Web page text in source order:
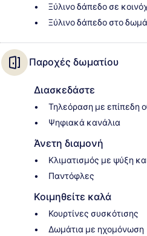
Ξύλινο δάπεδο σε
Ξύλινο δάπεδο στο
Παροχές δωματίου
Διασκεδάστε
Τηλεόραση με επίπεδη
Ψηφιακά κανάλια
Άνετη διαμονή
Κλιματισμός με ψύξη
Παντόφλες
Κοιμηθείτε καλά
Κουρτίνες συσκότισης
Δωμάτια με ηχομόνωση